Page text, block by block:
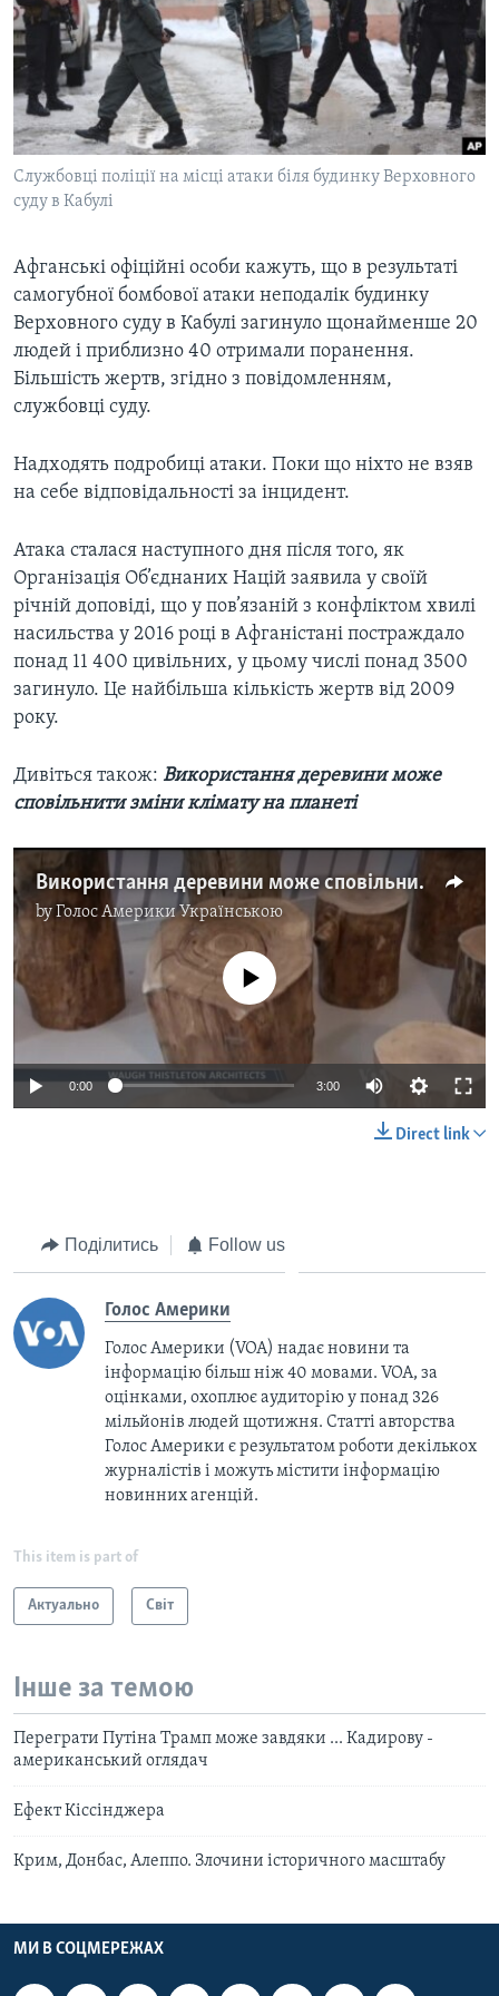
СУСПІЛЬСТВО
ЕКОНОМІКА
ІСТОРІЇ УСПІХУ УКРАЇНЦІВ
ТЕЛЕПРОГРАМИ
ЧАС-TIME
БРИФІНГ ГОЛОСУ АМЕРИКИ
СТУДІЯ ВАШИНГТОН
ВІКНО В АМЕРИКУ
ПОГЛЯД З ВАШИНГТОНА
ENGLISH
Learning English
МИ В СОЦМЕРЕЖАХ
Мови
Службовці поліції на місці атаки біля будинку Верховного
суду в Кабулі
Афганські офіційні особи кажуть, що в результаті
самогубної бомбової атаки неподалік будинку
Верховного суду в Кабулі загинуло щонайменше 20
людей і приблизно 40 отримали поранення.
Більшість жертв, згідно з повідомленням,
службовці суду.
Надходять подробиці атаки. Поки що ніхто не взяв
на себе відповідальності за інцидент.
Атака сталася наступного дня після того, як
Організація Об’єднаних Націй заявила у своїй
річній доповіді, що у пов’язаній з конфліктом хвилі
насильства у 2016 році в Афганістані постраждало
понад 11 400 цивільних, у цьому числі понад 3500
загинуло. Це найбільша кількість жертв від 2009
року.
Дивіться також: Використання деревини може
сповільнити зміни клімату на планеті
Використання деревини може сповільнити зміни клімату на планеті. Відео
byГолос Америки Українською
No media source currently available
0:00 3:00
Direct link
Поділитись Follow us
Голос Америки
Голос Америки (VOA) надає новини та
інформацію більш ніж 40 мовами. VOA, за
оцінками, охоплює аудиторію у понад 326
мільйонів людей щотижня. Статті авторства
Голос Америки є результатом роботи декількох
журналістів і можуть містити інформацію
новинних агенцій.
This item is part of
Актуально Світ
Інше за темою
Переграти Путіна Трамп може завдяки ... Кадирову -
американський оглядач
Ефект Кіссінджера
Крим, Донбас, Алеппо. Злочини історичного масштабу
МИ В СОЦМЕРЕЖАХ